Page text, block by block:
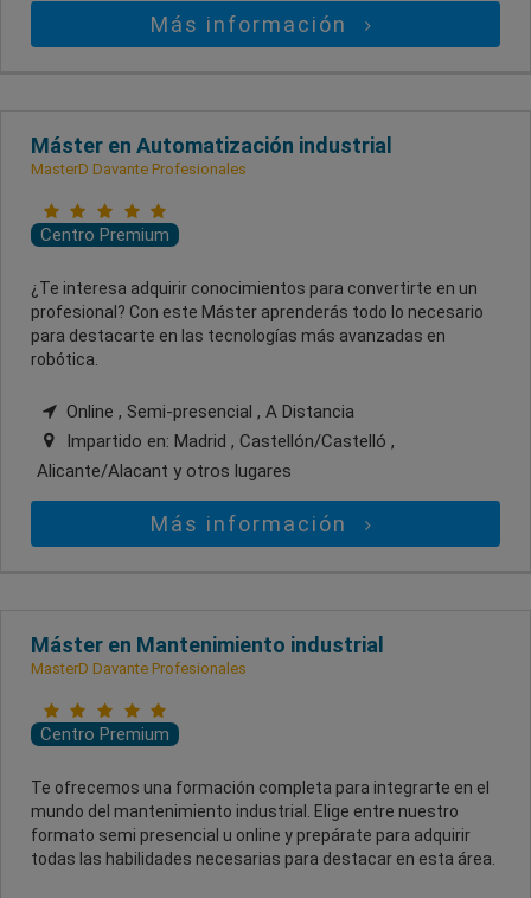
Más información
Máster en Automatización industrial
MasterD Davante Profesionales
Centro Premium
¿Te interesa adquirir conocimientos para convertirte en un
profesional? Con este Máster aprenderás todo lo necesario
para destacarte en las tecnologías más avanzadas en
robótica.
Online , Semi-presencial , A Distancia
Impartido en: Madrid , Castellón/Castelló ,
Alicante/Alacant y otros lugares
Más información
Máster en Mantenimiento industrial
MasterD Davante Profesionales
Centro Premium
Te ofrecemos una formación completa para integrarte en el
mundo del mantenimiento industrial. Elige entre nuestro
formato semi presencial u online y prepárate para adquirir
todas las habilidades necesarias para destacar en esta área.